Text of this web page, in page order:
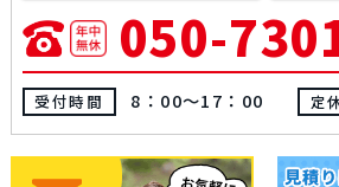
050-
受付時間 8：00～17：00 定